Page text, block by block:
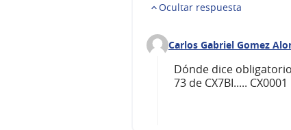
Ocultar respuesta
Comentario 82 (responder
Carlos Gabriel Gomez
Dónde dice
73 de CX7BI..... CX0001